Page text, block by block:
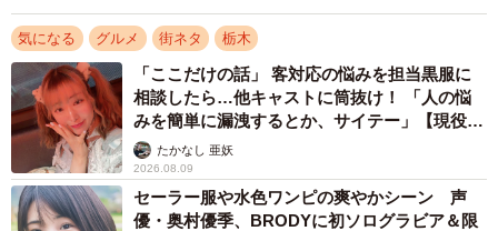
リプライには「素敵な場所を大事にしてくれない人が居る
のは悲しいことです…運営、管理大変だと思いますが頑張
って下さい！」「今では見かけない自動販売機なので大変
貴重な存在ですね。1日でも長く稼働することを切に願って
ます」と応援したり、「あに、やってんのさ～。さらに愛
煙家の肩身がさらに狭くなる残念な人だな～」と苦言する
人も。
気になる グルメ 街ネタ 栃木
「ここだけの話」 客対応の悩みを担当黒服に
相談したら…他キャストに筒抜け！ 「人の悩
みを簡単に漏洩するとか、サイテー」【現役キ
ャストに取材】
たかなし 亜妖
2026.08.09
セーラー服や水色ワンピの爽やかシーン 声
優・奥村優季、BRODYに初ソログラビア＆限